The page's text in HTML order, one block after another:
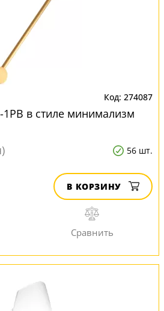
274087
1PB в стиле минимализм
56 шт.
В КОРЗИНУ